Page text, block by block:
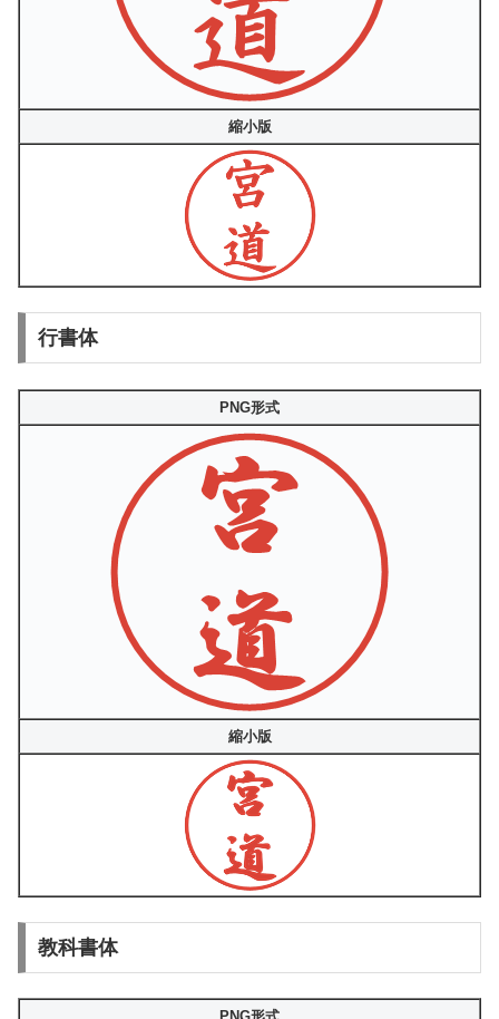
縮小版
行書体
PNG形式
縮小版
教科書体